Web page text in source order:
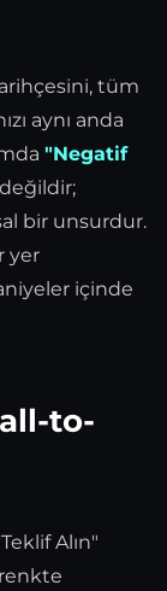
tüm
aynı anda
"Negatif
bir unsurdur.
yer
içinde
to-
Alın"
renkte